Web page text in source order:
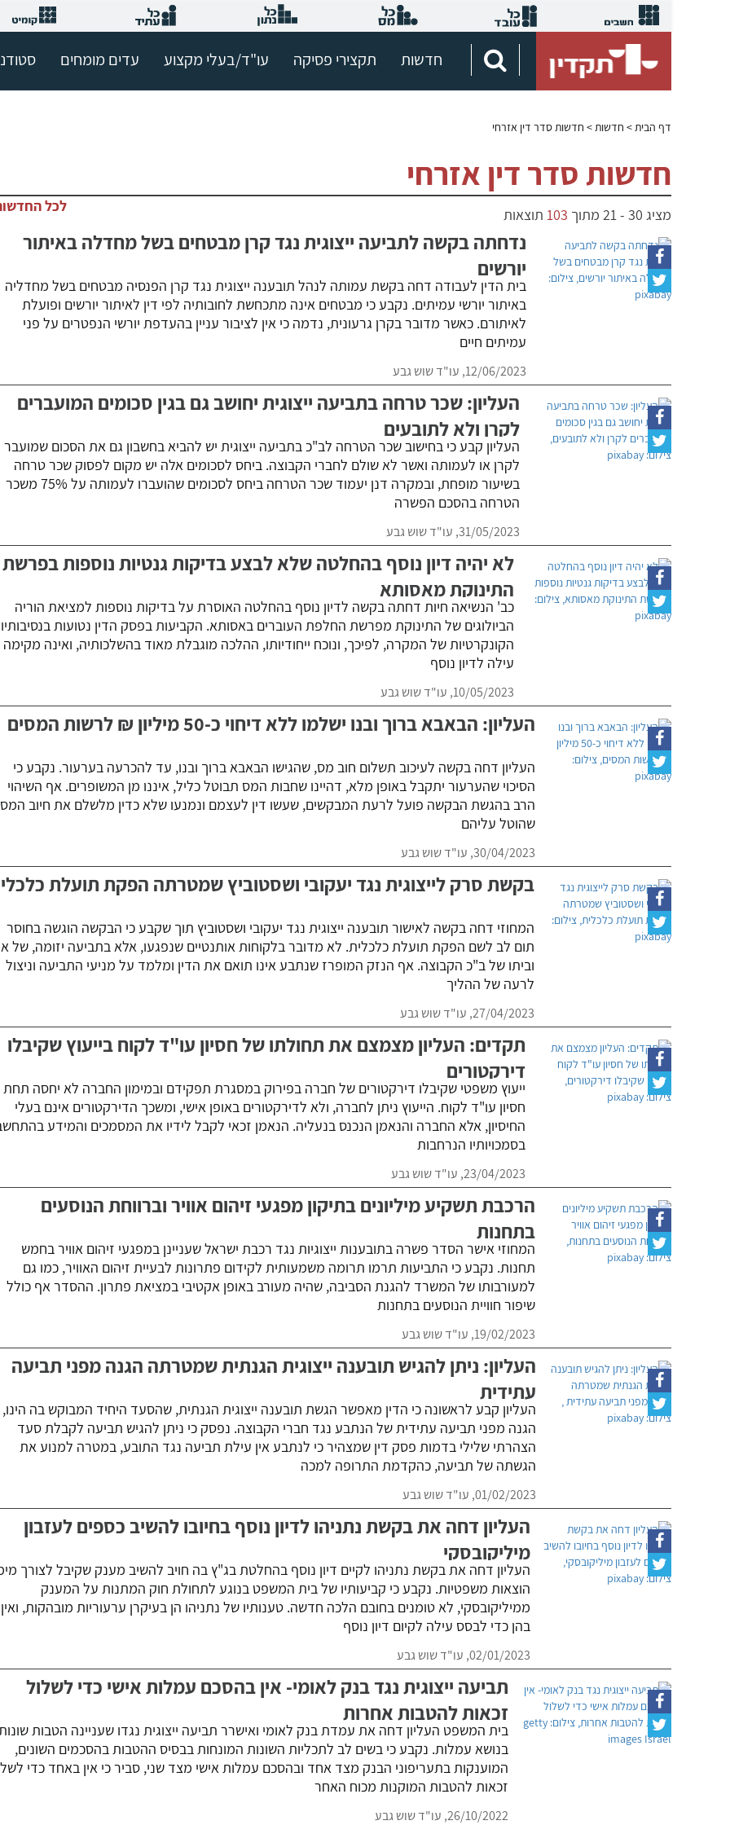
חדשות תקצירי פסיקה עו"ד/בעלי מקצוע עדים מומחים
דף הבית> חדשות > חדשות סדר דין אזרחי
חדשות סדר דין אזרחי
לכל מציג 30
-
21 מתוך 103 תוצאות
נדחתה בקשה לתביעה ייצוגית נגד קרן מבטחים בשל מחדלה באיתור
יורשים
בית הדין לעבודה דחה בקשת עמותה לנהל תובענה ייצוגית נגד קרן הפנסיה מבטחים בשל מחדליה
באיתור יורשי עמיתים. נקבע כי מבטחים אינה מתכחשת לחובותיה לפי דין לאיתור יורשים ופועלת
לאיתורם. כאשר מדובר בקרן גרעונית, נדמה כי אין לציבור עניין בהעדפת יורשי הנפטרים על פני
עמיתים חיים
12/06/2023, עו"ד שוש גבע
העליון: שכר טרחה בתביעה ייצוגית יחושב גם בגין סכומים המועברים
לקרן ולא לתובעים
העליון קבע כי בחישוב שכר הטרחה לב"כ בתביעה ייצוגית יש להביא בחשבון גם את הסכום שמועבר
לקרן או לעמותה ואשר לא שולם לחברי הקבוצה. ביחס לסכומים אלה יש מקום לפסוק שכר טרחה
בשיעור מופחת, ובמקרה דנן יעמוד שכר הטרחה ביחס לסכומים שהועברו לעמותה על 75% משכר
הטרחה בהסכם הפשרה
31/05/2023, עו"ד שוש גבע
לא יהיה דיון נוסף בהחלטה שלא לבצע בדיקות גנטיות נוספות בפרשת
התינוקת מאסותא
כב' הנשיאה חיות דחתה בקשה לדיון נוסף בהחלטה האוסרת על בדיקות נוספות למציאת הוריה
הביולוגים של התינוקת מפרשת החלפת העוברים באסותא. הקביעות בפסק הדין נטועות בנסיבותיו
הקונקרטיות של המקרה, לפיכך, ונוכח ייחודיותו, ההלכה מוגבלת מאוד בהשלכותיה, ואינה מקימה
עילה לדיון נוסף
10/05/2023, עו"ד שוש גבע
העליון: הבאבא ברוך ובנו ישלמו ללא דיחוי כ-50 מיליון ₪ לרשות המסים
העליון דחה בקשה לעיכוב תשלום חוב מס, שהגישו הבאבא ברוך ובנו, עד להכרעה בערעור. נקבע כי
הסיכוי שהערעור יתקבל באופן מלא, דהיינו שחבות המס תבוטל כליל, איננו מן המשופרים. אף השיהוי
הרב בהגשת הבקשה פועל לרעת המבקשים, שעשו דין לעצמם ונמנעו שלא כדין מלשלם את חיוב המס
שהוטל עליהם
30/04/2023, עו"ד שוש גבע
בקשת סרק לייצוגית נגד יעקובי ושסטוביץ שמטרתה הפקת תועלת
המחוזי דחה בקשה לאישור תובענה ייצוגית נגד יעקובי ושסטוביץ תוך שקבע כי הבקשה הוגשה בחוסר
תום לב לשם הפקת תועלת כלכלית. לא מדובר בלקוחות אותנטיים שנפגעו, אלא בתביעה יזומה, של
וביתו של ב"כ הקבוצה. אף הנזק המופרז שנתבע אינו תואם את הדין ומלמד על מניעי התביעה וניצול
לרעה של ההליך
27/04/2023, עו"ד שוש גבע
תקדים: העליון מצמצם את תחולתו של חסיון עו"ד לקוח בייעוץ שקיבלו
דירקטורים
ייעוץ משפטי שקיבלו דירקטורים של חברה בפירוק במסגרת תפקידם ובמימון החברה לא יחסה תחת
חסיון עו"ד לקוח. הייעוץ ניתן לחברה, ולא לדירקטורים באופן אישי, ומשכך הדירקטורים אינם בעלי
החיסיון, אלא החברה והנאמן הנכנס בנעליה. הנאמן זכאי לקבל לידיו את המסמכים והמידע
בסמכויותיו הנרחבות
23/04/2023, עו"ד שוש גבע
הרכבת תשקיע מיליונים בתיקון מפגעי זיהום אוויר וברווחת הנוסעים
בתחנות
המחוזי אישר הסדר פשרה בתובענות ייצוגיות נגד רכבת ישראל שעניינן במפגעי זיהום אוויר בחמש
תחנות. נקבע כי התביעות תרמו תרומה משמעותית לקידום פתרונות לבעיית זיהום האוויר, כמו גם
למעורבותו של המשרד להגנת הסביבה, שהיה מעורב באופן אקטיבי במציאת פתרון. ההסדר אף כולל
שיפור חוויית הנוסעים בתחנות
19/02/2023, עו"ד שוש גבע
העליון: ניתן להגיש תובענה ייצוגית הגנתית שמטרתה הגנה מפני תביעה
עתידית
העליון קבע לראשונה כי הדין מאפשר הגשת תובענה ייצוגית הגנתית, שהסעד היחיד המבוקש בה הינו,
הגנה מפני תביעה עתידית של הנתבע נגד חברי הקבוצה. נפסק כי ניתן להגיש תביעה לקבלת סעד
הצהרתי שלילי בדמות פסק דין שמצהיר כי לנתבע אין עילת תביעה נגד התובע, במטרה למנוע את
הגשתה של תביעה, כהקדמת התרופה למכה
01/02/2023, עו"ד שוש גבע
העליון דחה את בקשת נתניהו לדיון נוסף בחיובו להשיב כספים לעזבון
מיליקובסקי
העליון דחה את בקשת נתניהו לקיים דיון נוסף בהחלטת בג"ץ בה חויב להשיב מענק שקיבל לצורך
הוצאות משפטיות. נקבע כי קביעותיו של בית המשפט בנוגע לתחולת חוק המתנות על המענק
ממיליקובסקי, לא טומנים בחובם הלכה חדשה. טענותיו של נתניהו הן בעיקרן ערעוריות מובהקות, ואין
בהן כדי לבסס עילה לקיום דיון נוסף
02/01/2023, עו"ד שוש גבע
תביעה ייצוגית נגד בנק לאומי- אין בהסכם עמלות אישי כדי לשלול
זכאות להטבות אחרות
בית המשפט העליון דחה את עמדת בנק לאומי ואישרר תביעה ייצוגית נגדו שעניינה הטבות
בנושא עמלות. נקבע כי בשים לב לתכליות השונות המונחות בבסיס ההטבות בהסכמים השונים,
המוענקות בתעריפוני הבנק מצד אחד ובהסכם עמלות אישי מצד שני, סביר כי אין באחד כדי
זכאות להטבות המוקנות מכוח האחר
26/10/2022, עו"ד שוש גבע